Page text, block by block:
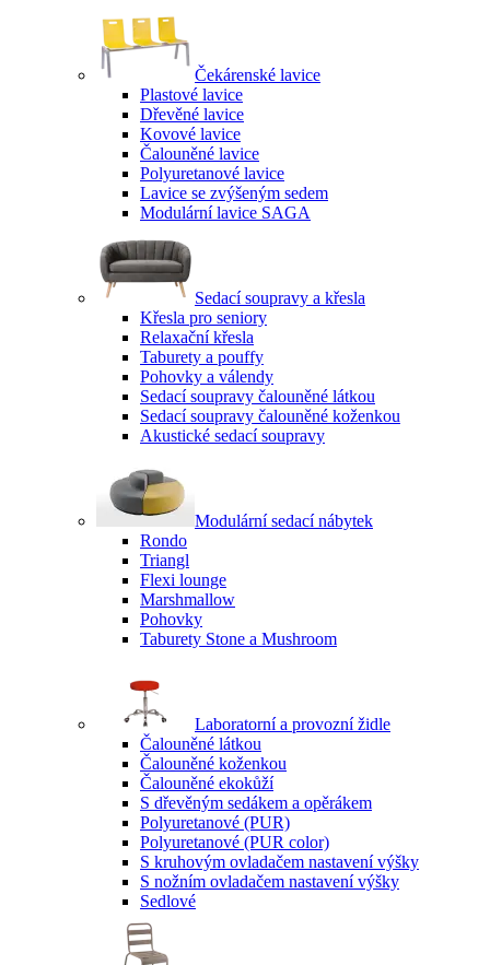
Čekárenské lavice
Plastové lavice
Dřevěné lavice
Kovové lavice
Čalouněné lavice
Polyuretanové lavice
Lavice se zvýšeným sedem
Modulární lavice SAGA
Sedací soupravy a křesla
Křesla pro seniory
Relaxační křesla
Taburety a pouffy
Pohovky a válendy
Sedací soupravy čalouněné látkou
Sedací soupravy čalouněné koženkou
Akustické sedací soupravy
Modulární sedací nábytek
Rondo
Triangl
Flexi lounge
Marshmallow
Pohovky
Taburety Stone a Mushroom
Laboratorní a provozní židle
Čalouněné látkou
Čalouněné koženkou
Čalouněné ekokůží
S dřevěným sedákem a opěrákem
Polyuretanové (PUR)
Polyuretanové (PUR color)
S kruhovým ovladačem nastavení výšky
S nožním ovladačem nastavení výšky
Sedlové